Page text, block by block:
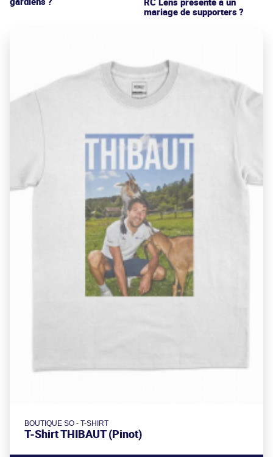
mariage de supporters ?
BOUTIQUE SO - T-SHIRT
T-Shirt THIBAUT (Pinot)